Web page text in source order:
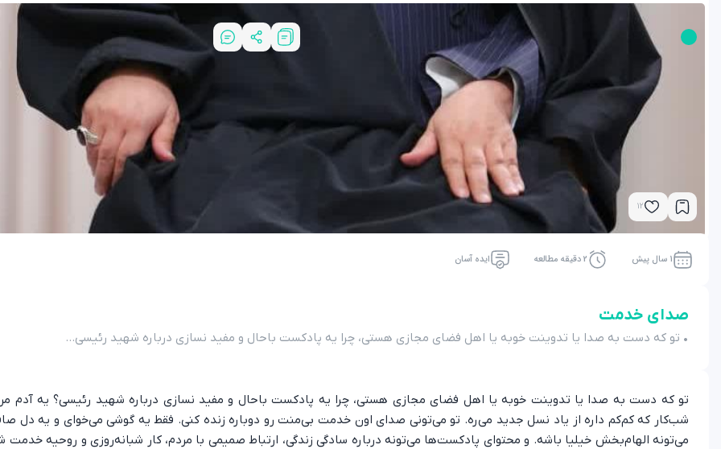
12
1 سال پیش 2 دقیقه مطالعه ایده آسان
صدای خدمت
• تو که دست به صدا یا تدوینت خوبه یا اهل فضای مجازی هستی، چرا یه پادکست باحال و مفید نسازی درباره شهید رئیسی...
تو که دست به صدا یا تدوینت خوبه یا اهل فضای مجازی هستی، چرا یه پادکست باحال و مفید نسازی درباره شهید رئیسی؟ یه آدم
شب‌کار که کم‌کم داره از یاد نسل جدید می‌ره. تو می‌تونی صدای اون خدمت بی‌منت رو دوباره زنده کنی. فقط یه گوشی می‌خوای و یه دل
می‌تونه الهام‌بخش خیلیا باشه. و محتوای پادکست‌ها می‌تونه درباره سادگی زندگی، ارتباط صمیمی با مردم، کار شبانه‌روزی و روحیه خدمت